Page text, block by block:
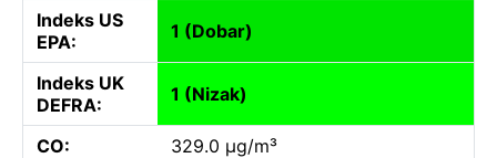
Indeks US
EPA:
1 (Dobar)
Indeks UK
DEFRA:
1 (Nizak)
CO:
329.0 µg/m³